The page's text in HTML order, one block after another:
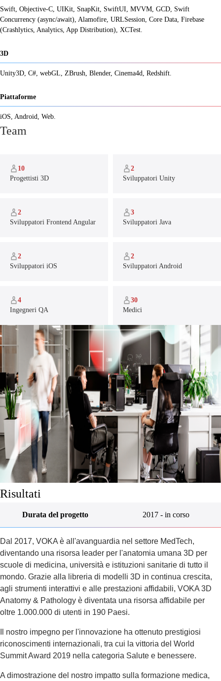
Swift, Objective-C, UIKit, SnapKit, SwiftUI, MVVM, GCD, Swift
Concurrency (async/await), Alamofire, URLSession, Core Data, Firebase
(Crashlytics, Analytics, App Distribution), XCTest.
3D
Unity3D, C#, webGL, ZBrush, Blender, Cinema4d, Redshift.
Piattaforme
iOS, Android, Web.
Team
10
Progettisti 3D
2
Sviluppatori Unity
2
Sviluppatori Frontend Angular
3
Sviluppatori Java
2
Sviluppatori iOS
2
Sviluppatori Android
4
Ingegneri QA
30
Medici
Risultati
Durata del progetto 2017 - in corso
Dal 2017, VOKA è all'avanguardia nel settore MedTech,
diventando una risorsa leader per l'anatomia umana 3D per
scuole di medicina, università e istituzioni sanitarie di tutto il
mondo. Grazie alla libreria di modelli 3D in continua crescita,
agli strumenti interattivi e alle prestazioni affidabili, VOKA 3D
Anatomy & Pathology è diventata una risorsa affidabile per
oltre 1.000.000 di utenti in 190 Paesi.
Il nostro impegno per l'innovazione ha ottenuto prestigiosi
riconoscimenti internazionali, tra cui la vittoria del World
Summit Award 2019 nella categoria Salute e benessere.
A dimostrazione del nostro impatto sulla formazione medica,